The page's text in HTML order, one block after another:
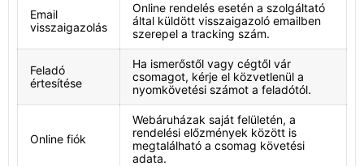
Email
visszaigazolás
Online rendelés esetén a szolgáltató
által küldött visszaigazoló emailben
szerepel a tracking szám.
Feladó
értesítése
Ha ismerőstől vagy cégtől vár
csomagot, kérje el közvetlenül a
nyomkövetési számot a feladótól.
Online fiók
Webáruházak saját felületén, a
rendelési előzmények között is
megtalálható a csomag követési
adata.